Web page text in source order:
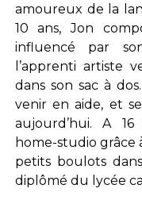
amoureux de la
10 ans, Jon
influencé par
l’apprenti artiste
dans son sac à
venir en aide, et
aujourd’hui. A
home-studio grâce
petits boulots
diplômé du lycée